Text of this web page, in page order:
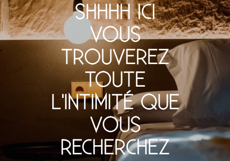
SHHHH ICI
VOUS
TROUVEREZ
TOUTE
L'INTIMITÉ QUE
VOUS
RECHERCHEZ